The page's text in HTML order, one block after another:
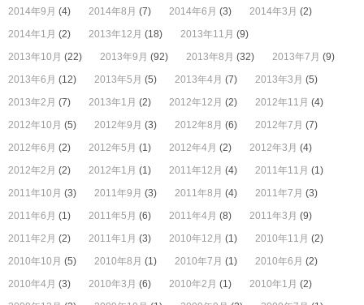
2014年9月 (4) 2014年8月 (7) 2014年6月 (3) 2014年3月 (2)
2014年1月 (2) 2013年12月 (18) 2013年11月 (9)
2013年10月 (22) 2013年9月 (92) 2013年8月 (32) 2013年7月 (9)
2013年6月 (12) 2013年5月 (5) 2013年4月 (7) 2013年3月 (5)
2013年2月 (7) 2013年1月 (2) 2012年12月 (2) 2012年11月 (4)
2012年10月 (5) 2012年9月 (3) 2012年8月 (6) 2012年7月 (7)
2012年6月 (2) 2012年5月 (1) 2012年4月 (2) 2012年3月 (4)
2012年2月 (2) 2012年1月 (1) 2011年12月 (4) 2011年11月 (1)
2011年10月 (3) 2011年9月 (3) 2011年8月 (4) 2011年7月 (3)
2011年6月 (1) 2011年5月 (6) 2011年4月 (8) 2011年3月 (9)
2011年2月 (2) 2011年1月 (3) 2010年12月 (1) 2010年11月 (2)
2010年10月 (5) 2010年8月 (1) 2010年7月 (1) 2010年6月 (2)
2010年4月 (3) 2010年3月 (6) 2010年2月 (1) 2010年1月 (2)